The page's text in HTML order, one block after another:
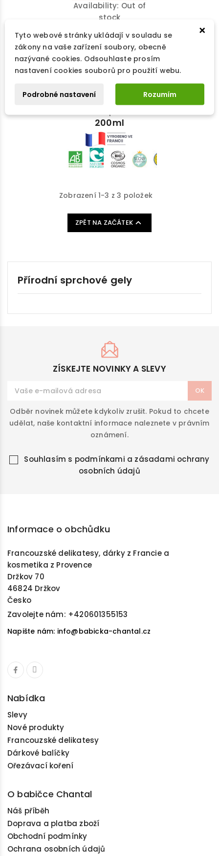
Availability: Out of
stock
neparfémovaný
sprchový gel je
přírodní mýdlo
obsahující olivový a
kokosový olej.
♥ Přírodní péče o vaší
pokožku
☘Výroba s úctou k
přírodě
☺Vhodný pro velmi
200ml
Zobrazení 1-3 z 3 položek
ZPĚT NA ZAČÁTEK 
Přírodní sprchové gely
ZÍSKEJTE NOVINKY A SLEVY
Odběr novinek můžete kdykoliv zrušit. Pokud to chcete
udělat, naše kontaktní informace naleznete v právním
oznámení.
Souhlasím s podmínkami a zásadami ochrany
osobních údajů
Informace o obchůdku
Francouzské delikatesy, dárky z Francie a
kosmetika z Provence
Držkov 70
46824 Držkov
Česko
Zavolejte nám: +420601355153
Napište nám: info@babicka-chantal.cz
Nabídka
Slevy
Nové produkty
Francouzské delikatesy
Dárkové balíčky
Ořezávací koření
O babičce Chantal
Náš příběh
Doprava a platba zboží
Obchodní podmínky
Ochrana osobních údajů
×
Tyto webové stránky ukládají v souladu se
zákony na vaše zařízení soubory, obecně
nazývané cookies. Odsouhlaste prosím
nastavení cookies souborů pro použití webu.
Podrobné nastavení Rozumím